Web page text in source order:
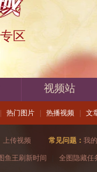
区
视频站
热门图片 热播视频 文
上传视频 常见问题： 我
鱼王刷新时间 全图隐藏任